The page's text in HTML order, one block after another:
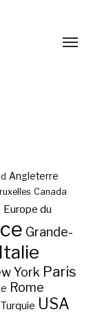
Angleterre
Canada
Europe du
Grande-
Italie
York Paris
Rome
Turquie USA